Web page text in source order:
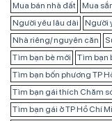
Mua bán nhà đất
Mua
Người yêu lâu dài
Người
Nhà riêng/ nguyên căn
Tìm bạn bè mới
Tìm bạn
Tìm bạn bốn phương TP
Tìm bạn gái thích Chăm
Tìm bạn gái ở TP Hồ Chí